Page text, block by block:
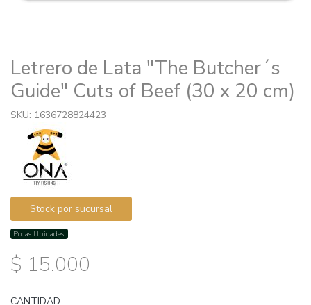
Letrero de Lata "The Butcher´s
Guide" Cuts of Beef (30 x 20 cm)
SKU: 1636728824423
Stock por sucursal
Pocas Unidades.
$ 15.000
CANTIDAD